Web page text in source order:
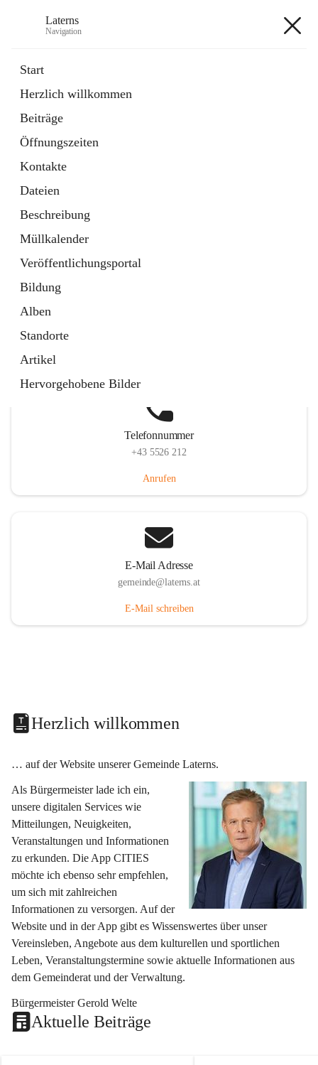
Laterns
Navigation
Start
Herzlich willkommen
Beiträge
Öffnungszeiten
Kontakte
Dateien
Beschreibung
Müllkalender
Veröffentlichungsportal
Bildung
Alben
Standorte
Artikel
Hervorgehobene Bilder
11 Schnellzugriffe
Soziales
1 Schnellzugriff
Telefonnummer
+43 5526 212
Anrufen
E-Mail Adresse
gemeinde@laterns.at
E-Mail schreiben
Herzlich willkommen
… auf der Website unserer Gemeinde Laterns.
Als Bürgermeister lade ich ein,
unsere digitalen Services wie
Mitteilungen, Neuigkeiten,
Veranstaltungen und Informationen
zu erkunden. Die App CITIES
möchte ich ebenso sehr empfehlen,
um sich mit zahlreichen
Informationen zu versorgen. Auf der
Website und in der App gibt es Wissenswertes über unser
Vereinsleben, Angebote aus dem kulturellen und sportlichen
Leben, Veranstaltungstermine sowie aktuelle Informationen aus
dem Gemeinderat und der Verwaltung.
Bürgermeister Gerold Welte
Aktuelle Beiträge